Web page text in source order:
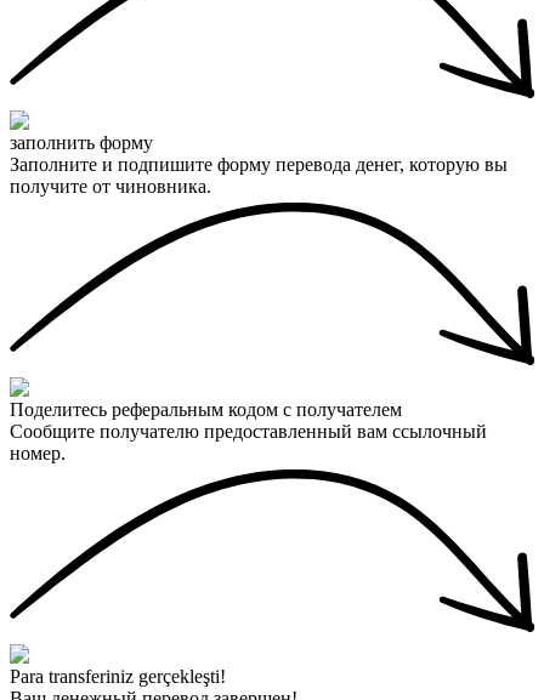
заполнить форму
Заполните и подпишите форму перевода денег, которую вы
получите от чиновника.
Поделитесь реферальным кодом с получателем
Сообщите получателю предоставленный вам ссылочный
номер.
Para transferiniz gerçekleşti!